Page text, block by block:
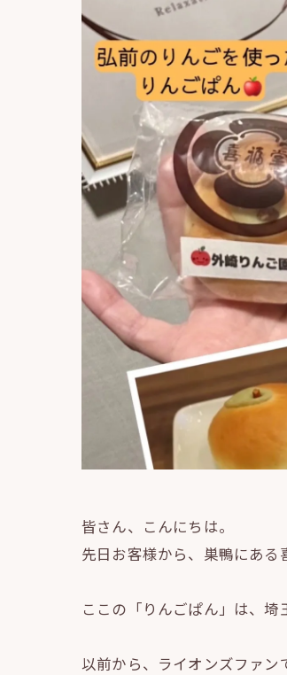
皆さん、こんにちは。
先日お客様から、巣鴨にある
ここの「りんごぱん」は、
以前から、ライオンズファ